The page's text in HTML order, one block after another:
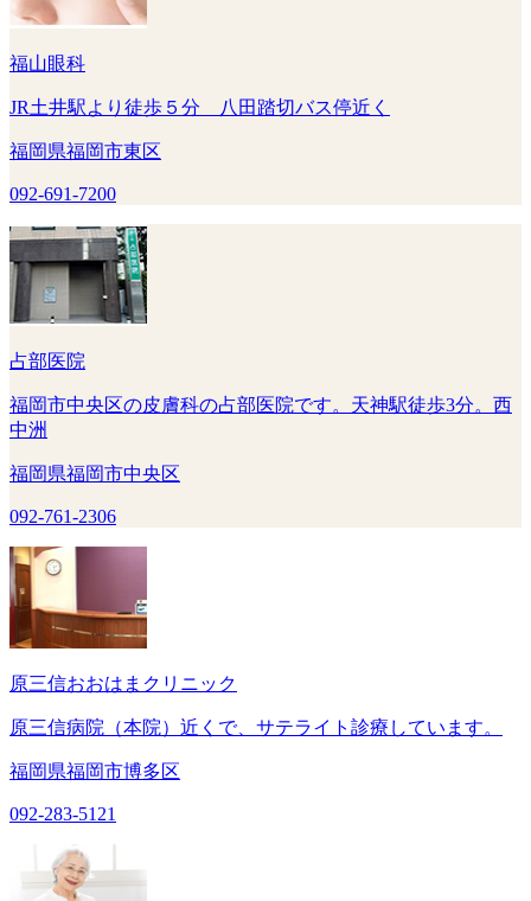
福山眼科
JR土井駅より徒歩５分 八田踏切バス停近く
福岡県福岡市東区
092-691-7200
占部医院
福岡市中央区の皮膚科の占部医院です。天神駅徒歩3分。西
中洲
福岡県福岡市中央区
092-761-2306
原三信おおはまクリニック
原三信病院（本院）近くで、サテライト診療しています。
福岡県福岡市博多区
092-283-5121